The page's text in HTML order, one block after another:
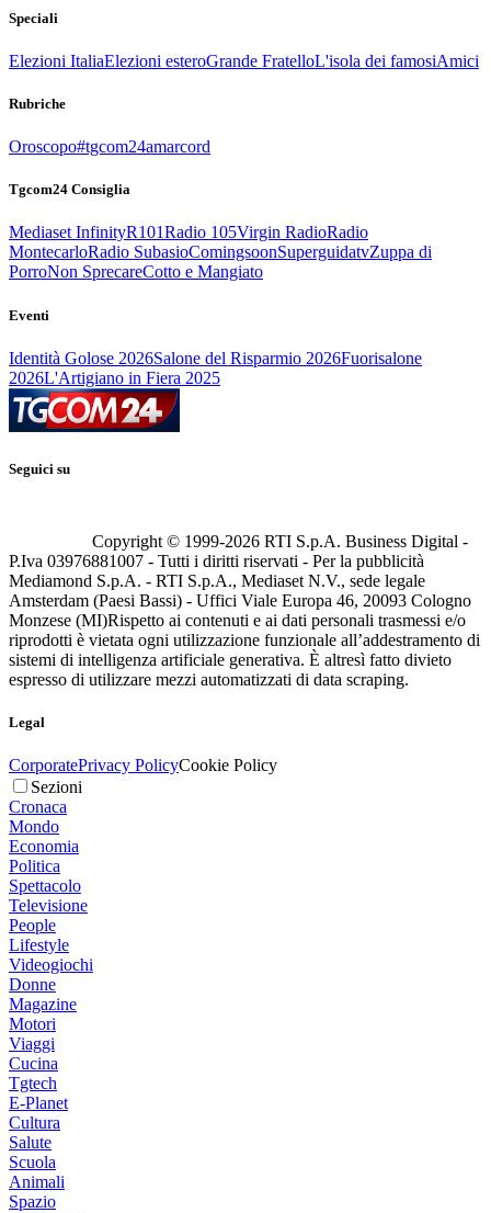
Speciali
Elezioni ItaliaElezioni esteroGrande FratelloL'isola dei famosiAmici
Rubriche
Oroscopo#tgcom24amarcord
Tgcom24 Consiglia
Mediaset InfinityR101Radio 105Virgin RadioRadio
MontecarloRadio SubasioComingsoonSuperguidatvZuppa di
PorroNon SprecareCotto e Mangiato
Eventi
Identità Golose 2026Salone del Risparmio 2026Fuorisalone
2026L'Artigiano in Fiera 2025
Seguici su
Copyright © 1999-2026 RTI S.p.A. Business Digital -
P.Iva 03976881007 - Tutti i diritti riservati - Per la pubblicità
Mediamond S.p.A. - RTI S.p.A., Mediaset N.V., sede legale
Amsterdam (Paesi Bassi) - Uffici Viale Europa 46, 20093 Cologno
Monzese (MI)Rispetto ai contenuti e ai dati personali trasmessi e/o
riprodotti è vietata ogni utilizzazione funzionale all’addestramento di
sistemi di intelligenza artificiale generativa. È altresì fatto divieto
espresso di utilizzare mezzi automatizzati di data scraping.
Legal
CorporatePrivacy PolicyCookie Policy
Sezioni
Cronaca
Mondo
Economia
Politica
Spettacolo
Televisione
People
Lifestyle
Videogiochi
Donne
Magazine
Motori
Viaggi
Cucina
Tgtech
E-Planet
Cultura
Salute
Scuola
Animali
Spazio